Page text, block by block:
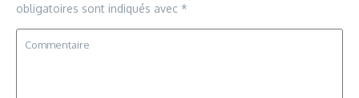
obligatoires sont indiqués avec *